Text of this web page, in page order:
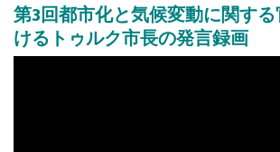
第3回都市化と気候変動に関す
けるトゥルク市長の発言録画